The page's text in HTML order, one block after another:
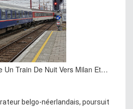
Un Train De Nuit Vers Milan Et…
belgo-néerlandais, poursuit